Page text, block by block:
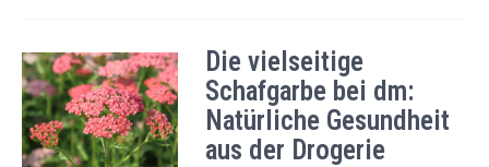
Die vielseitige
Schafgarbe bei dm:
Natürliche Gesundheit
aus der Drogerie